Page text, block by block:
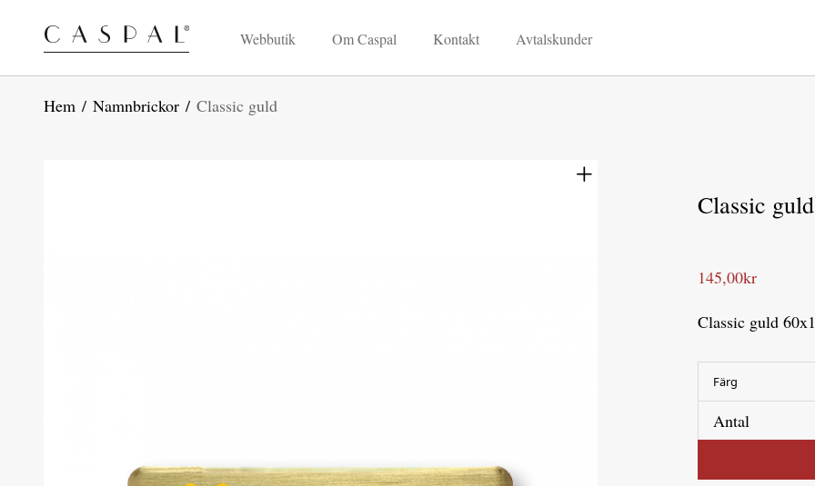
Webbutik Om Caspal Kontakt Avtalskunder
Hem / Namnbrickor / Classic guld
Classic guld
145,00kr
Classic guld
Färg
Antal